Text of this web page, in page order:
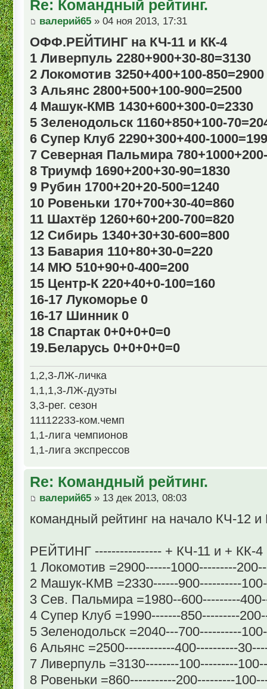
Re: Командный рейтинг.
валерий65 » 04 ноя 2013, 17:31
ОФФ.РЕЙТИНГ на КЧ-11 и КК-4
1 Ливерпуль 2280+900+30-80=3130
2 Локомотив 3250+400+100-850=2900
3 Альянс 2800+500+100-900=2500
4 Машук-КМВ 1430+600+300-0=2330
5 Зеленодольск 1160+850+100-
6 Супер Клуб 2290+300+400-
7 Северная Пальмира
8 Триумф 1690+200+30-90=1830
9 Рубин 1700+20+20-500=1240
10 Ровеньки 170+700+30-40=860
11 Шахтёр 1260+60+200-700=820
12 Сибирь 1340+30+30-600=800
13 Бавария 110+80+30-0=220
14 МЮ 510+90+0-400=200
15 Центр-К 220+40+0-100=160
16-17 Лукоморье 0
16-17 Шинник 0
18 Спартак 0+0+0+0=0
19.Беларусь 0+0+0+0=0
1,2,3-ЛЖ-личка
1,1,1,3-ЛЖ-дуэты
3,3-рег. сезон
11112233-ком.чемп
1,1-лига чемпионов
1,1-лига экспрессов
Re: Командный рейтинг.
валерий65 » 13 дек 2013, 08:03
командный рейтинг на начало КЧ-12 и
РЕЙТИНГ ---------------- + КЧ-11 и + КК-4
1 Локомотив =2900------1000---------
2 Машук-КМВ =2330------900----------
3 Сев. Пальмира =1980--600---------
4 Супер Клуб =1990-------850---------
5 Зеленодольск =2040---700----------
6 Альянс =2500------------400----------
7 Ливерпуль =3130--------100---------
8 Ровеньки =860-----------200---------